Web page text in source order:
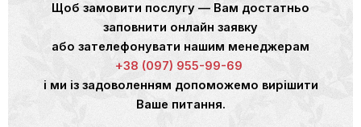
Щоб замовити послугу — Вам достатньо
заповнити онлайн заявку
або зателефонувати нашим менеджерам
+38 (097) 955-99-69
і ми із задоволенням допоможемо вирішити
Ваше питання.